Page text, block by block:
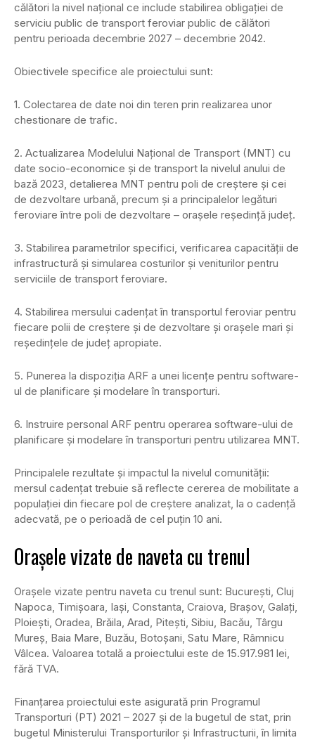
călători la nivel național ce include stabilirea obligației de
serviciu public de transport feroviar public de călători
pentru perioada decembrie 2027 – decembrie 2042.
Obiectivele specifice ale proiectului sunt:
1. Colectarea de date noi din teren prin realizarea unor
chestionare de trafic.
2. Actualizarea Modelului Național de Transport (MNT) cu
date socio-economice și de transport la nivelul anului de
bază 2023, detalierea MNT pentru poli de creștere și cei
de dezvoltare urbană, precum și a principalelor legături
feroviare între poli de dezvoltare – orașele reședință județ.
3. Stabilirea parametrilor specifici, verificarea capacității de
infrastructură și simularea costurilor și veniturilor pentru
serviciile de transport feroviare.
4. Stabilirea mersului cadențat în transportul feroviar pentru
fiecare polii de creștere și de dezvoltare și orașele mari și
reședințele de județ apropiate.
5. Punerea la dispoziția ARF a unei licențe pentru software-
ul de planificare și modelare în transporturi.
6. Instruire personal ARF pentru operarea software-ului de
planificare și modelare în transporturi pentru utilizarea MNT.
Principalele rezultate și impactul la nivelul comunității:
mersul cadențat trebuie să reflecte cererea de mobilitate a
populației din fiecare pol de creștere analizat, la o cadență
adecvată, pe o perioadă de cel puțin 10 ani.
Orașele vizate de naveta cu trenul
Orașele vizate pentru naveta cu trenul sunt: București, Cluj
Napoca, Timișoara, Iași, Constanta, Craiova, Brașov, Galați,
Ploiești, Oradea, Brăila, Arad, Pitești, Sibiu, Bacău, Târgu
Mureș, Baia Mare, Buzău, Botoșani, Satu Mare, Râmnicu
Vâlcea. Valoarea totală a proiectului este de 15.917.981 lei,
fără TVA.
Finanţarea proiectului este asigurată prin Programul
Transporturi (PT) 2021 – 2027 și de la bugetul de stat, prin
bugetul Ministerului Transporturilor şi Infrastructurii, în limita